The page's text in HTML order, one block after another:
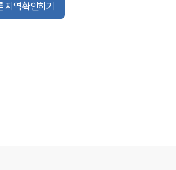
지역 확인하기